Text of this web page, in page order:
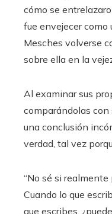
cómo se
fue envejecer como
Mesches volverse
sobre ella en la
Al examinar sus
comparándolas con
una conclusión
verdad, tal vez
“No sé si
Cuando lo que
que escribes,